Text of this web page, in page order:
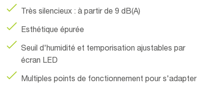
Très silencieux : à partir de 9 dB(A)
Esthétique épurée
Seuil d'humidité et temporisation ajustables par
écran LED
Multiples points de fonctionnement pour s'adapter